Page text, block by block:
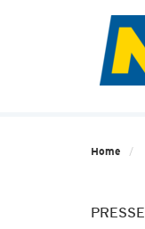
Home
PRESSE